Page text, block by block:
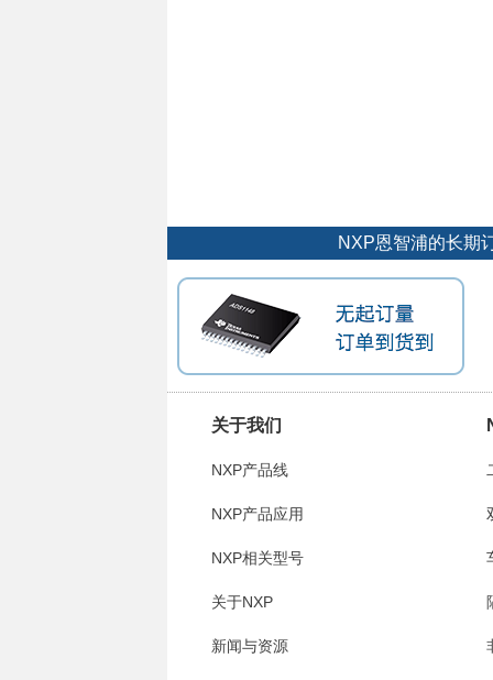
NXP恩智浦的长期
关于我们
NXP产品线
NXP产品应用
NXP相关型号
关于NXP
新闻与资源